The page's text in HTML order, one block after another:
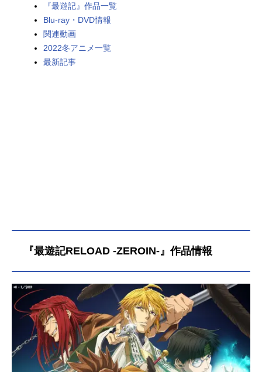
『最遊記』作品一覧
Blu-ray・DVD情報
関連動画
2022冬アニメ一覧
最新記事
『最遊記RELOAD -ZEROIN-』作品情報